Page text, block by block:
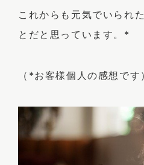
これからも元気でいられ
とだと思っています。*
（*お客様個人の感想です